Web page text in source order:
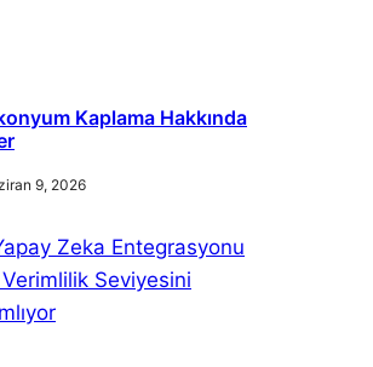
Kaplama Hakkında
9, 2026